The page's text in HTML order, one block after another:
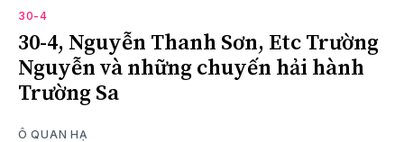
30-4
30-4, Nguyễn Thanh Sơn, Etc Trường
Nguyễn và những chuyến hải hành
Trường Sa
Ô QUAN HẠ